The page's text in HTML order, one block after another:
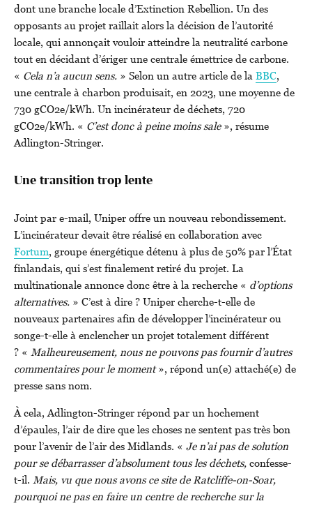
dont une branche locale d’Extinction Rebellion. Un des
opposants au projet raillait alors la décision de l’autorité
locale, qui annonçait vouloir atteindre la neutralité carbone
tout en décidant d’ériger une centrale émettrice de carbone.
« Cela n’a aucun sens. » Selon un autre article de laBBC,
une centrale à charbon produisait, en 2023, une moyenne de
730 gCO2e/kWh. Un incinérateur de déchets, 720
gCO2e/kWh. « C’est donc à peine moins sale», résume
Adlington-Stringer.
Une transition trop lente
Joint par e-mail, Uniper offre un nouveau rebondissement.
L’incinérateur devait être réalisé en collaboration avec
Fortum, groupe énergétique détenu à plus de 50% par l’État
finlandais, qui s’est finalement retiré du projet. La
multinationale annonce donc être à la recherche « d’options
alternatives. » C’est à dire ? Uniper cherche-t-elle de
nouveaux partenaires afin de développer l’incinérateur ou
songe-t-elle à enclencher un projet totalement différent
? « Malheureusement, nous ne pouvons pas fournir d’autres
commentaires pour le moment», répond un(e) attaché(e) de
presse sans nom.
À cela, Adlington-Stringer répond par un hochement
d’épaules, l’air de dire que les choses ne sentent pas très bon
pour l’avenir de l’air des Midlands. « Je n’ai pas de solution
pour se débarrasser d’absolument tous les déchets,confesse-
t-il. Mais, vu que nous avons ce site de Ratcliffe-on-Soar,
pourquoi ne pas en faire un centre de recherche sur la